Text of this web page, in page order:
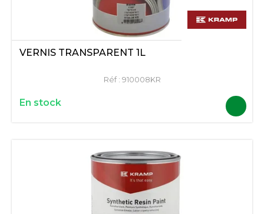
VERNIS TRANSPARENT 1L
Réf : 910008KR
En stock